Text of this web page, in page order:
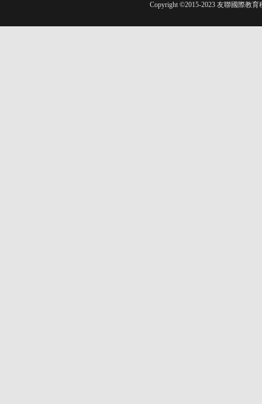
Copyright ©2015-2023 友聯國際教